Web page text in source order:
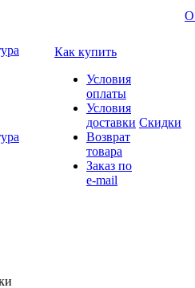
Как купить
Условия
оплаты
Условия
доставки
Возврат
товара
Заказ по
e-mail
Скидки
О